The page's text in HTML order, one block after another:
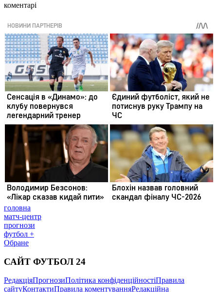
коментарі
головна
матч-центр
прогнози
футбол +
Обране
САЙТ ФУТБОЛ 24
РедакціяПрогнозиПолітика конфіденційностіПравила
сайтуКонтактиПравила коментуванняРедакційна